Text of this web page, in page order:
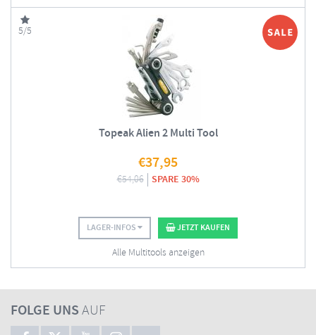
5/5
Topeak Alien 2 Multi Tool
€37,95
€54,06 SPARE 30%
LAGER-INFOS JETZT KAUFEN
Alle Multitools anzeigen
FOLGE UNSAUF